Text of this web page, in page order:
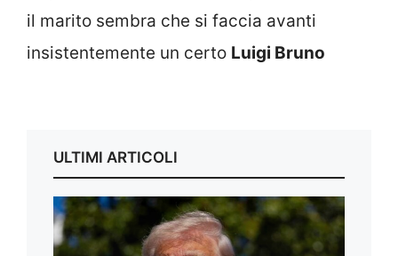
il marito sembra che si faccia avanti
insistentemente un certo Luigi Bruno
ULTIMI ARTICOLI